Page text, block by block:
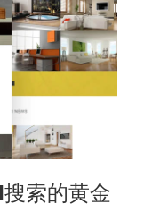
索的黄金